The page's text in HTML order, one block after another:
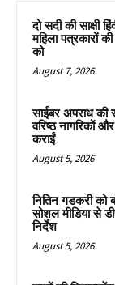
दो सदी की साक्षी
महिला पत्रकारों
को
August 7, 2026
साईबर अपराध की
वरिष्ठ नागरिकों
कराईं
August 5, 2026
नितिन गडकरी को
सोशल मीडिया से
निर्देश
August 5, 2026